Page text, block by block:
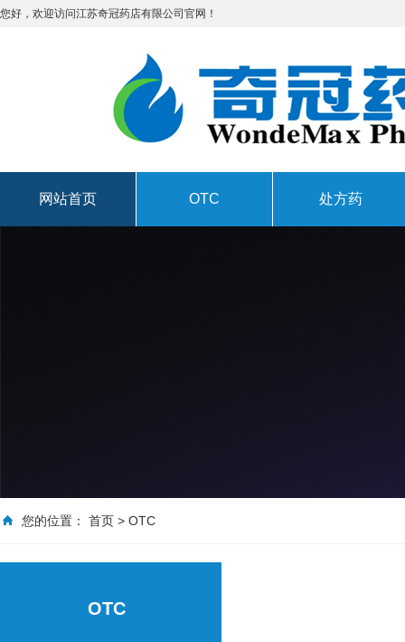
您好，欢迎访问江苏奇冠药店有限公司官网！
网站首页 OTC 处方药
您的位置： 首页 > OTC
OTC